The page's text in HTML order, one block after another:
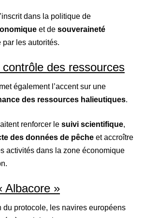
dans la politique de
et de souveraineté
par les autorités.
des ressources
également l’accent sur une
des ressources halieutiques.
renforcer le suivi scientifique,
des données de pêche et accroître
activités dans la zone économique
Albacore »
du protocole, les navires européens